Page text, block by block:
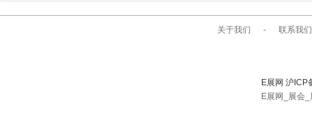
关于我们 - 联系我们
E展网 沪
E展网_展会